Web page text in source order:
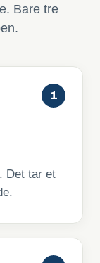
Bare tre
1
Det tar et